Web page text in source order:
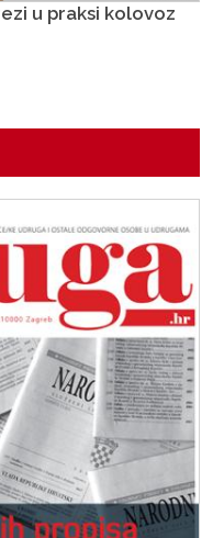
u praksi kolovoz